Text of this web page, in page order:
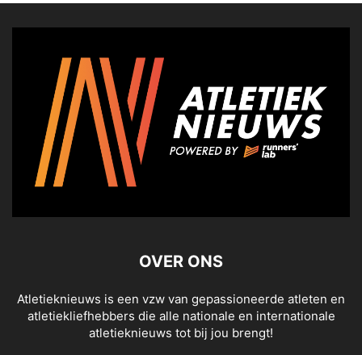
OVER ONS
Atletieknieuws is een vzw van gepassioneerde atleten en
atletiekliefhebbers die alle nationale en internationale
atletieknieuws tot bij jou brengt!